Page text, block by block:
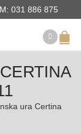
031 886 875
ura Certina